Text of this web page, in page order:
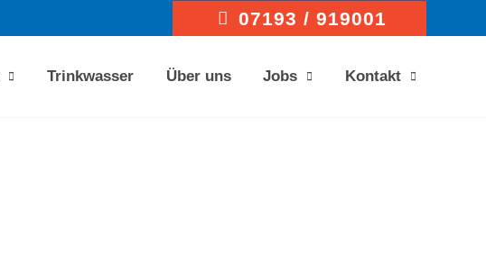
07193 / 919001
Trinkwasser Über uns Jobs Kontakt